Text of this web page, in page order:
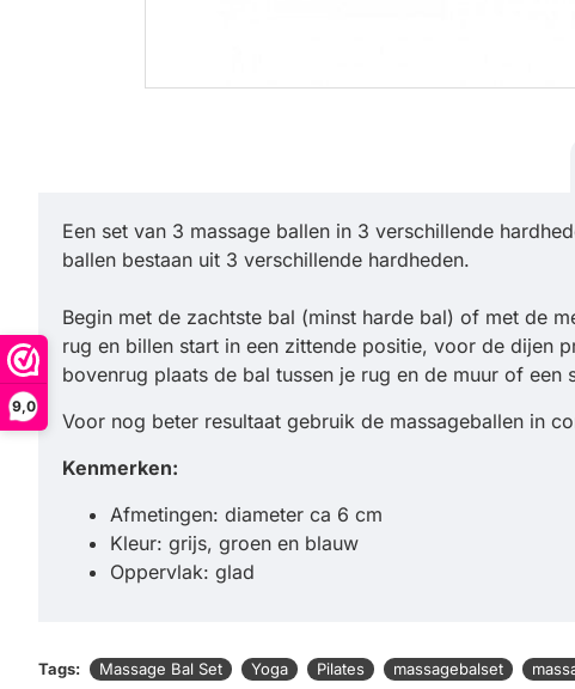
9,0
Een set van 3 massage ballen in 3 verschillende
ballen bestaan uit 3 verschillende hardheden.
Begin met de zachtste bal (minst harde bal) of met de
rug en billen start in een zittende positie, voor de
bovenrug plaats de bal tussen je rug en de muur of
Voor nog beter resultaat gebruik de massageballen in
Kenmerken:
Afmetingen: diameter ca 6 cm
Kleur: grijs, groen en blauw
Oppervlak: glad
Tags: Massage Bal Set Yoga Pilates massagebalset